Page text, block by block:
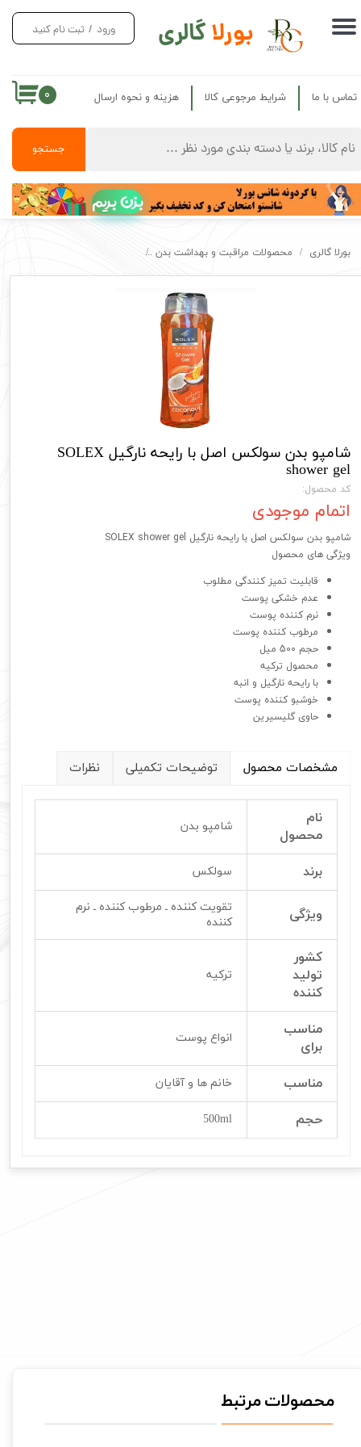
بورلاگالری
جستجو
ورود / ثبت نام کنید
حساب کاربری من
سفارشات
خروج از حساب کاربری
۰ تماس با ما شرایط مرجوعی کالا هزینه و نحوه ارسال
بزن بریم
بورلا گالری محصولات مراقبت و بهداشت بدن
شامپو بدن سولکس اصل با رایحه نارگیل SOLEX
shower gel
کد محصول:
اتمام موجودی
شامپو بدن سولکس اصل با رایحه نارگیل SOLEX shower gel
ویژگی های محصول
قابلیت تمیز کنندگی مطلوب
عدم خشکی پوست
نرم کننده پوست
مرطوب کننده پوست
حجم 500 میل
محصول ترکیه
با رایحه نارگیل و انبه
خوشبو کننده پوست
حاوی گلیسیرین
مشخصات محصول توضیحات تکمیلی نظرات
نام
محصول
شامپو بدن
برند سولکس
ویژگی
تقویت کننده ـ مرطوب کننده ـ نرم
کننده
کشور
تولید
کننده
ترکیه
مناسب
برای
انواع پوست
مناسب خانم ها و آقایان
حجم 500ml
محصولات مرتبط